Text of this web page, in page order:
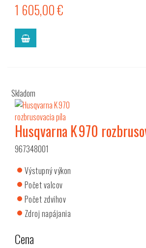
1 605,00 €
Skladom
Husqvarna K 970
967348001
Výstupný výkon
Počet valcov
Počet zdvihov
Zdroj napájania
Cena